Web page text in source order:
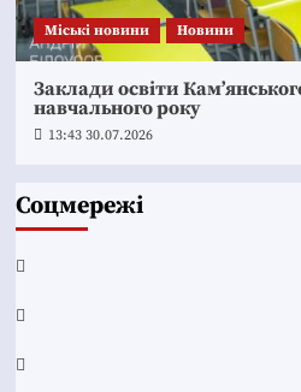
Mіські новини Новини
Заклади освіти
навчального року
13:43 30.07.2026
Соцмережі
Facebook
YouTube
Telegram